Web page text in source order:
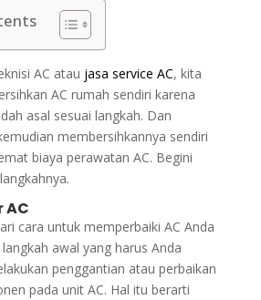
AC atau jasa service AC, kita
AC rumah sendiri karena
asal sesuai langkah. Dan
membersihkannya sendiri
biaya perawatan AC. Begini
AC
cara untuk memperbaiki AC Anda
awal yang harus Anda
penggantian atau perbaikan
pada unit AC. Hal itu berarti